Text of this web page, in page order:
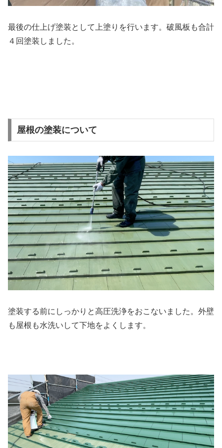
最後の仕上げ塗装として上塗りを行います。破風板も合計
４回塗装しました。
屋根の塗装について
塗装する前にしっかりと高圧洗浄をおこないました。外壁
も屋根も水洗いして下地をよくします。